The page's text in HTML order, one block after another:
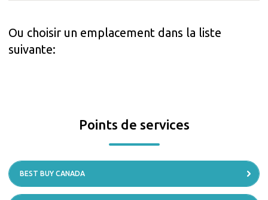
Ou choisir un emplacement dans la liste
suivante:
Points de services
BEST BUY CANADA